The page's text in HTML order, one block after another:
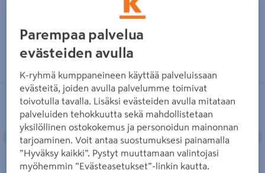
Akkuporakone Ryobi RDD18C1-
220S 18V ONE+ HP hiiliharjaton
2x2,0Ah
Edellinen Seuraava
Akkuporakone Ryobi RDD18-2C20S
18V ONE+ 2x2,0Ah
Edellinen
Parempaa palvelua
evästeiden avulla
K-ryhmä kumppaneineen käyttää palveluissaan
evästeitä, joiden avulla palvelumme toimivat
toivotulla tavalla. Lisäksi evästeiden avulla mitataan
palveluiden tehokkuutta sekä mahdollistetaan
yksilöllinen ostokokemus ja personoidun mainonnan
tarjoaminen. Voit antaa suostumuksesi painamalla
”Hyväksy kaikki”. Pystyt muuttamaan valintojasi
myöhemmin ”Evästeasetukset”-linkin kautta.